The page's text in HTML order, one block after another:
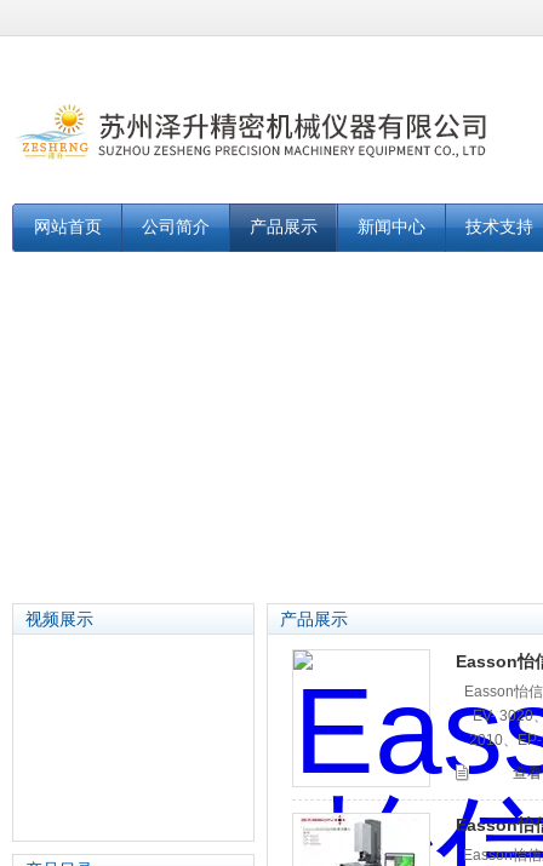
网站首页 公司简介 产品展示 新闻中心 技术支持
视频展示 产品展示
Easson怡
Easson怡
EV- 3020
2010、
查
Easson怡
Easson怡